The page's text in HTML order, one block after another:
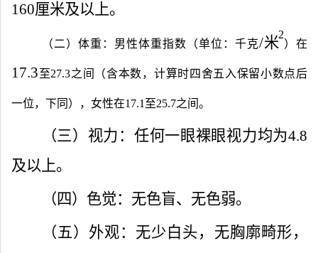
160厘米及以上。
（二）体重：男性体重指数（单位：千克/米2
）在
17.3至27.3之间（含本数，计算时四舍五入保留小数点后
一位，下同），女性在17.1 至25.7之间。
（三）视力：任何一眼裸眼视力均为4.8
及以上。
（四）色觉：无色盲、无色弱。
（五）外观：无少白头，无胸廓畸形，